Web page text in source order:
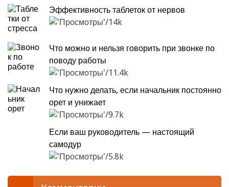
Эффективность таблеток от нервов
14k
Что можно и нельзя говорить при звонке по
поводу работы
11.4k
Что нужно делать, если начальник постоянно
орет и унижает
9.7k
Если ваш руководитель — настоящий
самодур
5.8k